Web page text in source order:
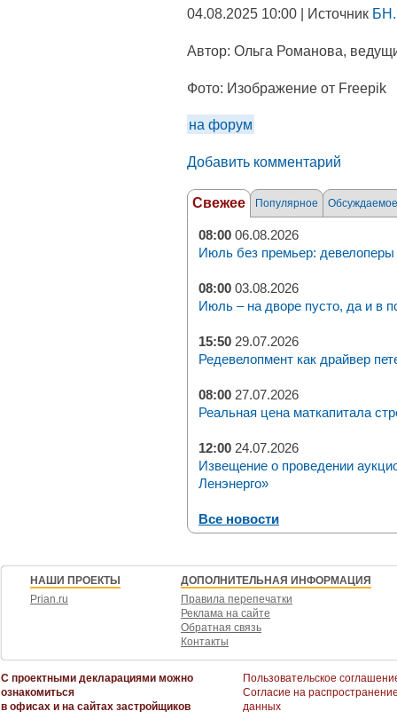
04.08.2025 10:00 | Источник
Автор: Ольга Романова,
Фото: Изображение от Freepik
на форум
Добавить комментарий
Свежее Популярное Обсуждаемое
08:00 06.08.2026
Июль без премьер: девелоперы
08:00 03.08.2026
Июль – на дворе пусто, да и в
15:50 29.07.2026
Редевелопмент как драйвер
08:00 27.07.2026
Реальная цена маткапитала
12:00 24.07.2026
Извещение о проведении
Ленэнерго»
Все новости
НАШИ ПРОЕКТЫ
Prian.ru
ДОПОЛНИТЕЛЬНАЯ ИНФОРМАЦИЯ
Правила перепечатки
Реклама на сайте
Обратная связь
Контакты
С проектными декларациями можно
ознакомиться
в офисах и на сайтах застройщиков
Пользовательское
Согласие на
данных